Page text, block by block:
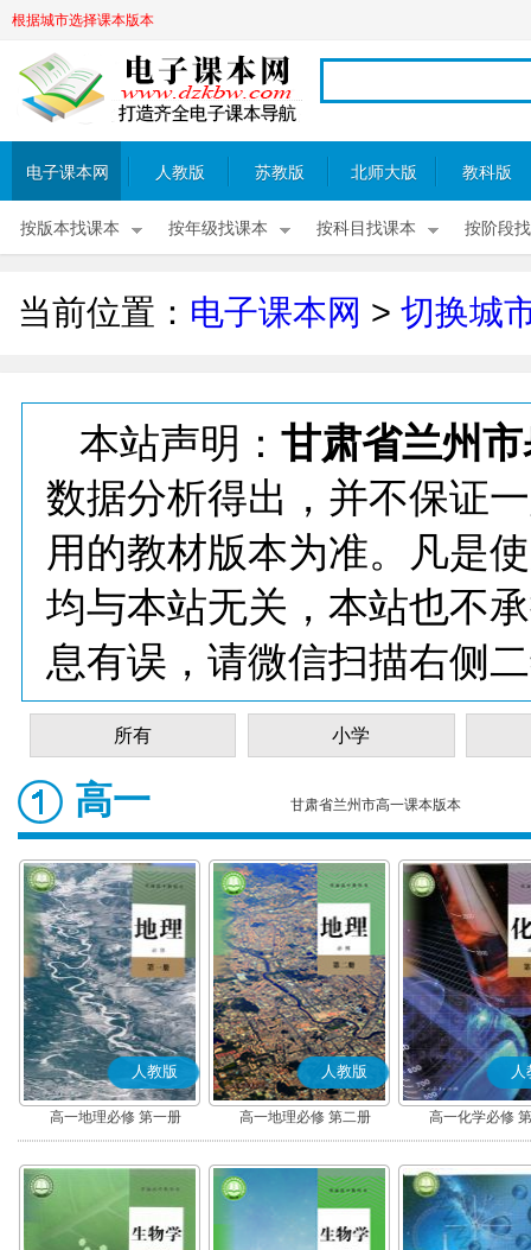
根据城市选择课本版本
电子课本网 人教版 苏教版 北师大版 教科版
按版本找课本 按年级找课本 按科目找课本 按阶段
当前位置： 电子课本网 > 切换城
本站声明： 甘肃省兰州
数据分析得出，并不保证
用的教材版本为准。凡是
均与本站无关，本站也不
息有误，请微信扫描右侧
所有 小学
高一 甘肃省兰州市高一课本版本
人教版
高一地理必修 第一册
人教版
高一地理必修 第二册
人
高一化学必修